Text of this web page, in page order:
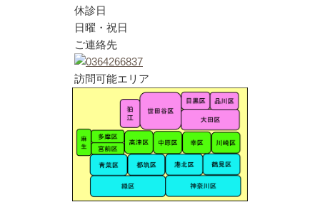
休診日
日曜・祝日
ご連絡先
訪問可能エリア